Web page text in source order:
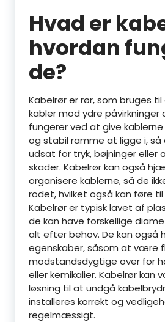
Hvad er
hvordan
de?
Kabelrør er rør, som bruges
kabler mod ydre påvirkninger
fungerer ved at give
og stabil ramme at ligge i, så
udsat for tryk, bøjninger eller
skader. Kabelrør kan også
organisere kablerne, så de
rodet, hvilket også kan føre
Kabelrør er typisk lavet af
de kan have forskellige
alt efter behov. De kan også
egenskaber, såsom at være
modstandsdygtige over for
eller kemikalier. Kabelrør kan
løsning til at undgå
installeres korrekt og
regelmæssigt.